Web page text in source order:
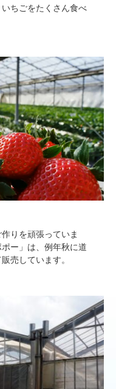
ちごをたくさん食べ
りを頑張っていま
ー」は、例年秋に道
売しています。